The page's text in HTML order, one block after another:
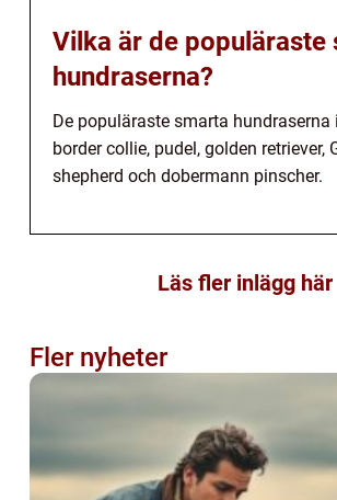
Vilka är de populäraste
hundraserna?
De populäraste smarta hundraserna
border collie, pudel, golden retriever,
shepherd och dobermann pinscher.
Läs fler inlägg här
Fler nyheter